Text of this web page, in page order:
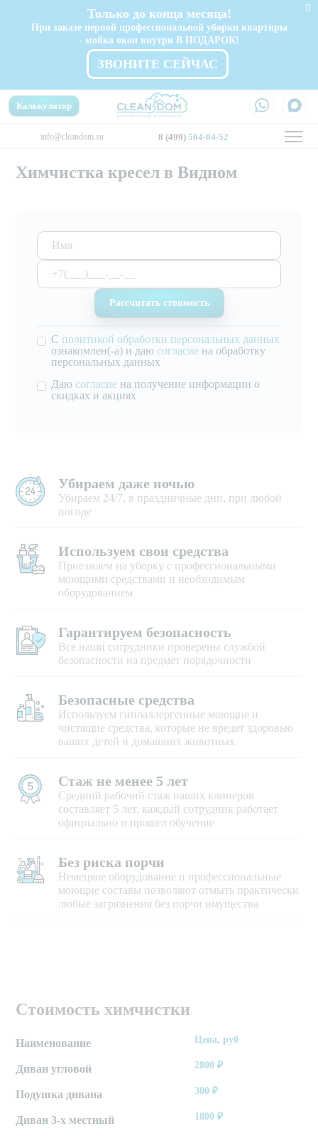
Только до конца месяца!
При заказе первой профессиональной уборки квартиры
- мойка окон внутри В ПОДАРОК!
ЗВОНИТЕ СЕЙЧАС
info@cleandom.su 8 (499) 504-04-52
Калькулятор
Химчистка кресел в Видном
С политикой обработки персональных данных
ознакомлен(-а) и даю согласие на обработку
персональных данных
Даю согласие на получение информации о
скидках и акциях
Убираем даже ночью
Убираем 24/7, в праздничные дни, при любой
погоде
Используем свои средства
Приезжаем на уборку с профессиональными
моющими средствами и необходимым
оборудованием
Гарантируем безопасность
Все наши сотрудники проверены службой
безопасности на предмет порядочности
Безопасные средства
Используем гипоаллергенные моющие и
чистящие средства, которые не вредят здоровью
ваших детей и домашних животных
Стаж не менее 5 лет
Средний рабочий стаж наших клинеров
составляет 5 лет, каждый сотрудник работает
официально и прошел обучение
Без риска порчи
Немецкое оборудование и профессиональные
моющие составы позволяют отмыть практически
любые загрязнения без порчи имущества
Стоимость химчистки
Наименование Цена, руб
Диван угловой 2800 ₽
Подушка дивана 300 ₽
Диван 3-х местный 1800 ₽